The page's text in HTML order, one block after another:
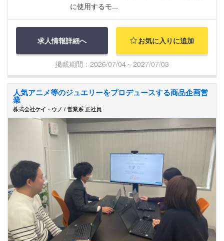
に使用するモ...
求人情報詳細へ お気に入りに追加
掲載期間：2026/07/04～2027/07/03
人気アニメ等のジュエリーをプロデュースする商品企画営
業
株式会社ケイ・ウノ / 営業系 正社員